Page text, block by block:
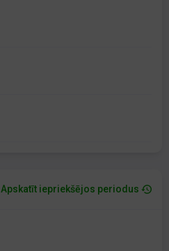
Apskatīt iepriekšējos periodus